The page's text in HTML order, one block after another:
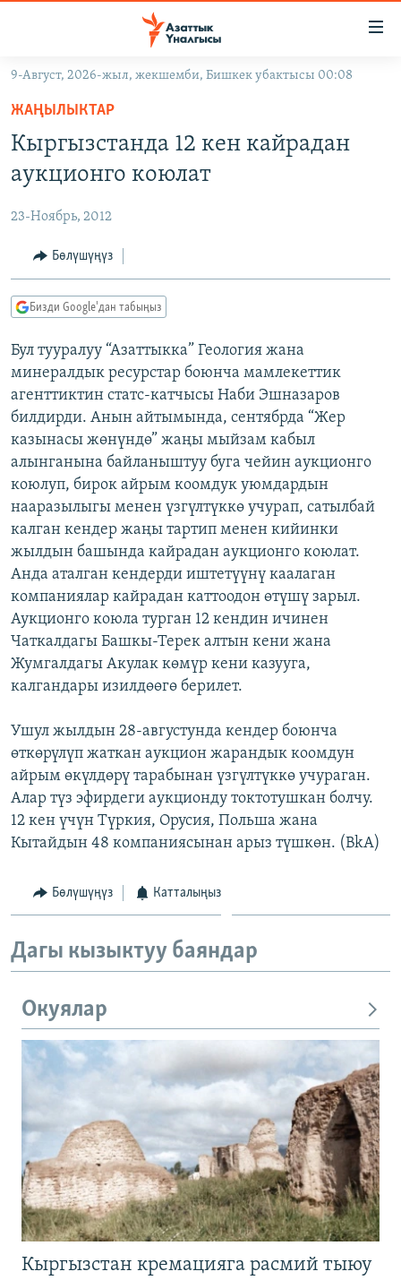
Навигацияга
өтүңүз
Издөөгө
салыңызКЫРГЫЗСТАН
ЭКОНОМИКА
МАДАНИЯТ
ДҮЙНӨ
БОРБОР АЗИЯ
УКРАИНА
АТАЙЫН ИЛИКТӨӨ
ТВ ПРОГРАММАЛАР
ЭКСПЕРТТЕР ТАЛДАЙТ
БИЗ ЖАНА ДҮЙНӨ
ДАНИСТЕ
ЭЖЕ-СИҢДИЛЕР
ЫҢГАЙСЫЗ СУРООЛОР
ӨЗГӨЧӨ ПИКИР
Русский
ОНЛАЙН ШЕРИНЕ
ЭЕ/АРнун бардык сайттары
9-Август, 2026-жыл, жекшемби, Бишкек убактысы 00:08
ЖАҢЫЛЫКТАР
Кыргызстанда 12 кен кайрадан
аукционго коюлат
23-Ноябрь, 2012
Бөлүшүңүз
Бизди Google'дан табыңыз
Бул тууралуу “Азаттыкка” Геология жана
минералдык ресурстар боюнча мамлекеттик
агенттиктин статс-катчысы Наби Эшназаров
билдирди. Анын айтымында, сентябрда “Жер
казынасы жөнүндө” жаңы мыйзам кабыл
алынганына байланыштуу буга чейин аукционго
коюлуп, бирок айрым коомдук уюмдардын
нааразылыгы менен үзгүлтүккө учурап, сатылбай
калган кендер жаңы тартип менен кийинки
жылдын башында кайрадан аукционго коюлат.
Анда аталган кендерди иштетүүнү каалаган
компаниялар кайрадан каттоодон өтүшү зарыл.
Аукционго коюла турган 12 кендин ичинен
Чаткалдагы Башкы-Терек алтын кени жана
Жумгалдагы Акулак көмүр кени казууга,
калгандары изилдөөгө берилет.
Ушул жылдын 28-августунда кендер боюнча
өткөрүлүп жаткан аукцион жарандык коомдун
айрым өкүлдөрү тарабынан үзгүлтүккө учураган.
Алар түз эфирдеги аукционду токтотушкан болчу.
12 кен үчүн Түркия, Орусия, Польша жана
Кытайдын 48 компаниясынан арыз түшкөн. (BkA)
Бөлүшүңүз Катталыңыз
Дагы кызыктуу баяндар
Окуялар
Кыргызстан кремацияга расмий тыюу